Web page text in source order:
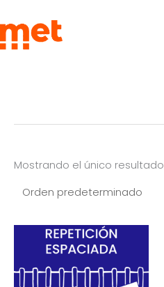
al
contenido
Mostrando el único resultado